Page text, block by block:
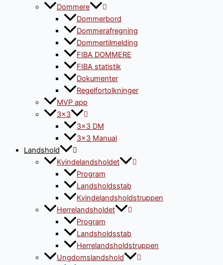
Dommere
Dommerbord
Dommerafregning
Dommertilmelding
FIBA DOMMERE
FIBA statistik
Dokumenter
Regelfortolkninger
MVP app
3×3
3×3 DM
3×3 Manual
Landshold
Kvindelandsholdet
Program
Landsholdsstab
Kvindelandsholdstruppen
Herrelandsholdet
Program
Landsholdsstab
Herrelandsholdstruppen
Ungdomslandshold